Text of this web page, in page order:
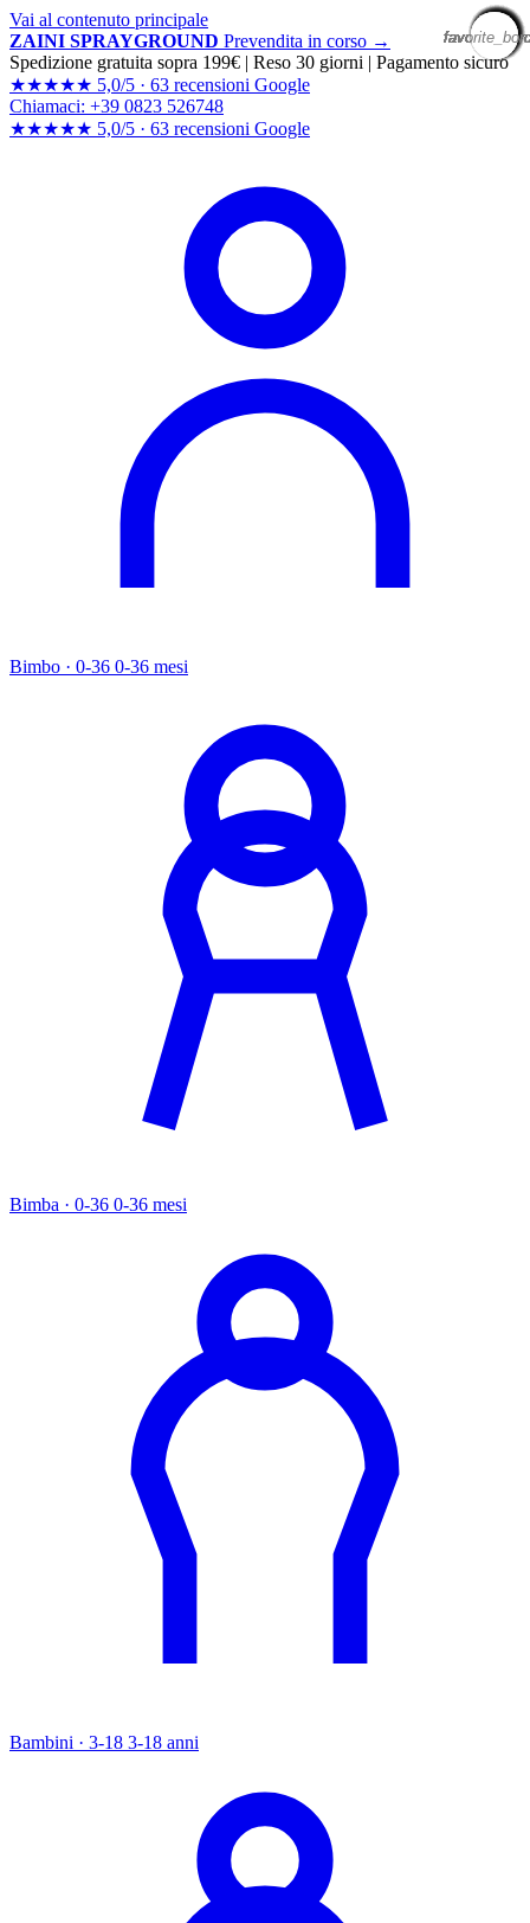
Vai al contenuto principale
ZAINI SPRAYGROUND Prevendita in corso →
Spedizione gratuita sopra 199€ | Reso 30 giorni | Pagamento sicuro
★★★★★ 5,0/5 · 63 recensioni Google
Chiamaci: +39 0823 526748
★★★★★ 5,0/5 · 63 recensioni Google
Bimbo · 0-36 0-36 mesi
Bimba · 0-36 0-36 mesi
Bambini · 3-18 3-18 anni